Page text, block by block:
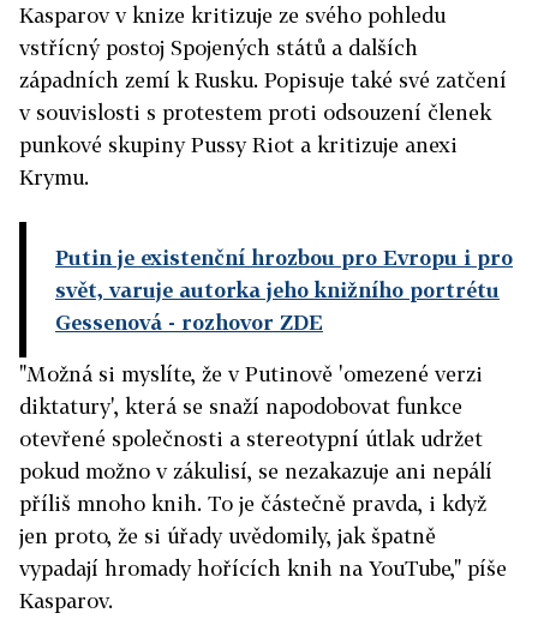
Kasparov v knize kritizuje ze svého pohledu
vstřícný postoj Spojených států a dalších
západních zemí k Rusku. Popisuje také své zatčení
v souvislosti s protestem proti odsouzení členek
punkové skupiny Pussy Riot a kritizuje anexi
Krymu.
Putin je existenční hrozbou pro Evropu i pro
svět, varuje autorka jeho knižního portrétu
Gessenová - rozhovor ZDE
"Možná si myslíte, že v Putinově 'omezené verzi
diktatury', která se snaží napodobovat funkce
otevřené společnosti a stereotypní útlak udržet
pokud možno v zákulisí, se nezakazuje ani nepálí
příliš mnoho knih. To je částečně pravda, i když
jen proto, že si úřady uvědomily, jak špatně
vypadají hromady hořících knih na YouTube," píše
Kasparov.